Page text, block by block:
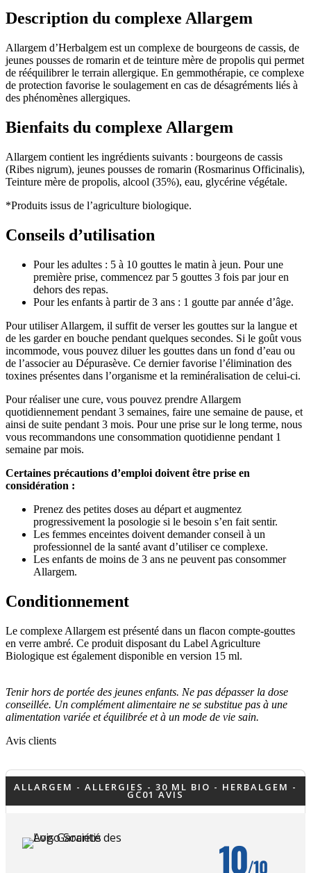
(8 avis)
Description du complexe Allargem
Allargem d’Herbalgem est un complexe de bourgeons de cassis, de
jeunes pousses de romarin et de teinture mère de propolis qui permet
de rééquilibrer le terrain allergique. En gemmothérapie, ce complexe
de protection favorise le soulagement en cas de désagréments liés à
des phénomènes allergiques.
Bienfaits du complexe Allargem
Allargem contient les ingrédients suivants : bourgeons de cassis
(Ribes nigrum), jeunes pousses de romarin (Rosmarinus Officinalis),
Teinture mère de propolis, alcool (35%), eau, glycérine végétale.
*Produits issus de l’agriculture biologique.
Conseils d’utilisation
Pour les adultes : 5 à 10 gouttes le matin à jeun. Pour une
première prise, commencez par 5 gouttes 3 fois par jour en
dehors des repas.
Pour les enfants à partir de 3 ans : 1 goutte par année d’âge.
Pour utiliser Allargem, il suffit de verser les gouttes sur la langue et
de les garder en bouche pendant quelques secondes. Si le goût vous
incommode, vous pouvez diluer les gouttes dans un fond d’eau ou
de l’associer au Dépurasève. Ce dernier favorise l’élimination des
toxines présentes dans l’organisme et la reminéralisation de celui-ci.
Pour réaliser une cure, vous pouvez prendre Allargem
quotidiennement pendant 3 semaines, faire une semaine de pause, et
ainsi de suite pendant 3 mois. Pour une prise sur le long terme, nous
vous recommandons une consommation quotidienne pendant 1
semaine par mois.
Certaines précautions d’emploi doivent être prise en
considération :
Prenez des petites doses au départ et augmentez
progressivement la posologie si le besoin s’en fait sentir.
Les femmes enceintes doivent demander conseil à un
professionnel de la santé avant d’utiliser ce complexe.
Les enfants de moins de 3 ans ne peuvent pas consommer
Allargem.
Conditionnement
Le complexe Allargem est présenté dans un flacon compte-gouttes
en verre ambré. Ce produit disposant du Label Agriculture
Biologique est également disponible en version 15 ml.
Tenir hors de portée des jeunes enfants. Ne pas dépasser la dose
conseillée. Un complément alimentaire ne se substitue pas à une
alimentation variée et équilibrée et à un mode de vie sain.
Avis clients
ALLARGEM - ALLERGIES - 30 ML BIO - HERBALGEM -
GC01 AVIS
10/10